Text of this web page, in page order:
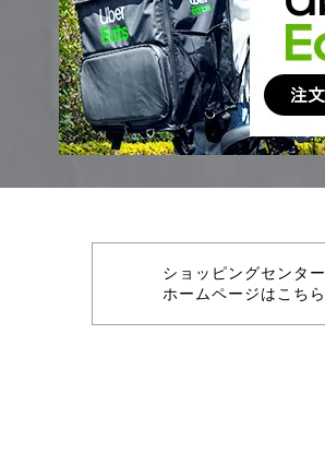
ショッピングセンター
ホームページはこちら